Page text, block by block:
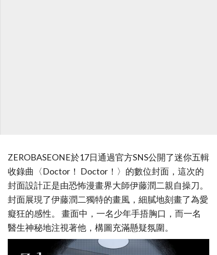
ZEROBASEONE於17日通過官方SNS公開了迷你五輯
收錄曲〈Doctor！ Doctor！〉的數位封面，這次的
封面設計正是由恐怖漫畫界大師伊藤潤二親自操刀。
封面展現了伊藤潤二獨特的畫風，細膩地刻畫了為愛
癡狂的感性。 畫面中，一名少年手捂胸口，而一名
醫生神秘地注視著他，構圖充滿懸疑氛圍。